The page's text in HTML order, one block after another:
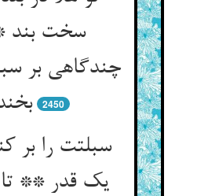
سخت
چندگاهی بر
2450
سبلتت را بر
یک قدر ** تا